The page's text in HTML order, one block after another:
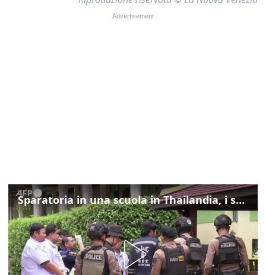
Sparatoria in una scuola in Thailandia, i soccorsi sul posto